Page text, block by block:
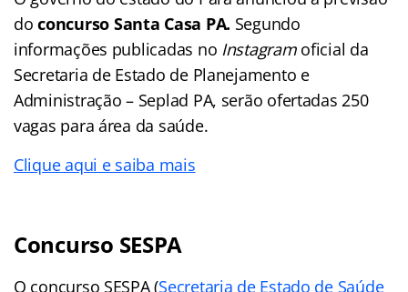
doconcurso Santa Casa PA. Segundo
informações publicadas no Instagramoficial da
Secretaria de Estado de Planejamento e
Administração – Seplad PA, serão ofertadas 250
vagas para área da saúde.
Clique aqui e saiba mais
Concurso SESPA
O concurso SESPA (Secretaria de Estado de Saúde